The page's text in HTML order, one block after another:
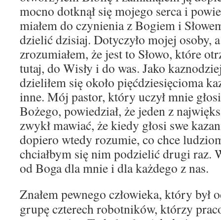
mocno dotknął się mojego serca i
miałem do czynienia z Bogiem i
dzielić dzisiaj. Dotyczyło mojej osoby,
zrozumiałem, że jest to Słowo, które
tutaj, do Wisły i do was. Jako
dzieliłem się około pięćdziesięcioma
inne. Mój pastor, który uczył mnie
Bożego, powiedział, że jeden z
zwykł mawiać, że kiedy głosi swe
dopiero wtedy rozumie, co chce
chciałbym się nim podzielić drugi raz.
od Boga dla mnie i dla każdego z nas.
Znałem pewnego człowieka, który był
grupę czterech robotników, którzy